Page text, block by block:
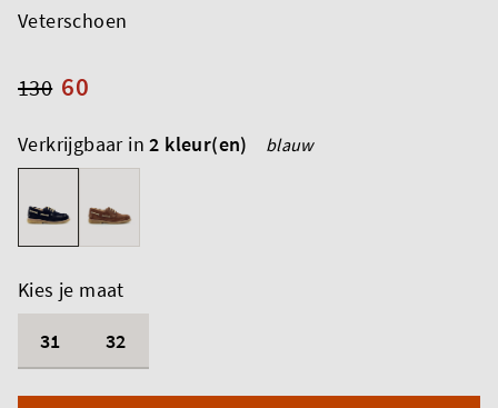
Veterschoen
60
130
Verkrijgbaar in2 kleur(en) blauw
Kies je maat
31
32